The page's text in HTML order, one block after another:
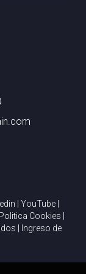
YouTube|
Politica Cookies
Ingreso de